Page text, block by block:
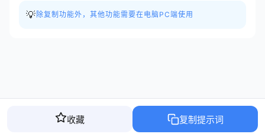
💡 除复制功能外，其他功能需要在电脑PC端使用
收藏 复制提示词